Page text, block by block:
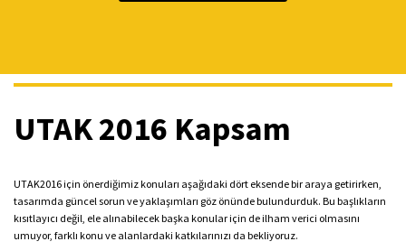
UTAK 2016 Kapsam
UTAK2016 için önerdiğimiz konuları aşağıdaki dört eksende bir araya getirirken,
tasarımda güncel sorun ve yaklaşımları göz önünde bulundurduk. Bu başlıkların
kısıtlayıcı değil, ele alınabilecek başka konular için de ilham verici olmasını
umuyor, farklı konu ve alanlardaki katkılarınızı da bekliyoruz.